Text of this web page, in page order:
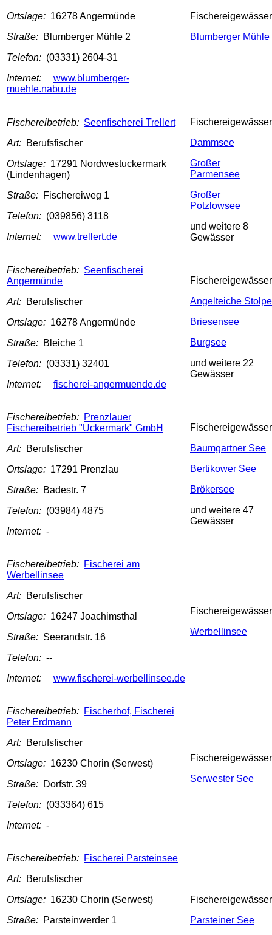
Ortslage: 16278 Angermünde
Straße: Blumberger Mühle 2
Telefon: (03331) 2604-31
Internet:
www.blumberger-
muehle.nabu.de
Fischereigewässer
Blumberger Mühle
Fischereibetrieb: Seenfischerei Trellert
Art: Berufsfischer
Ortslage: 17291 Nordwestuckermark
(Lindenhagen)
Straße: Fischereiweg 1
Telefon: (039856) 3118
Internet:
www.trellert.de
Fischereigewässer
Dammsee
Großer
Parmensee
Großer
Potzlowsee
und weitere 8
Gewässer
Fischereibetrieb: Seenfischerei
Angermünde
Art: Berufsfischer
Ortslage: 16278 Angermünde
Straße: Bleiche 1
Telefon: (03331) 32401
Internet:
fischerei-angermuende.de
Fischereigewässer
Angelteiche Stolpe
Briesensee
Burgsee
und weitere 22
Gewässer
Fischereibetrieb: Prenzlauer
Fischereibetrieb "Uckermark" GmbH
Art: Berufsfischer
Ortslage: 17291 Prenzlau
Straße: Badestr. 7
Telefon: (03984) 4875
Internet: -
Fischereigewässer
Baumgartner See
Bertikower See
Brökersee
und weitere 47
Gewässer
Fischereibetrieb: Fischerei am
Werbellinsee
Art: Berufsfischer
Ortslage: 16247 Joachimsthal
Straße: Seerandstr. 16
Telefon: --
Internet:
www.fischerei-werbellinsee.de
Fischereigewässer
Werbellinsee
Fischereibetrieb: Fischerhof, Fischerei
Peter Erdmann
Art: Berufsfischer
Ortslage: 16230 Chorin (Serwest)
Straße: Dorfstr. 39
Telefon: (033364) 615
Internet: -
Fischereigewässer
Serwester See
Fischereibetrieb: Fischerei Parsteinsee
Art: Berufsfischer
Ortslage: 16230 Chorin (Serwest)
Straße: Parsteinwerder 1
Fischereigewässer
Parsteiner See